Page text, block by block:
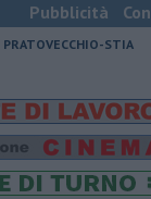
Pubblicità
PRATOVECCHIO-STIA